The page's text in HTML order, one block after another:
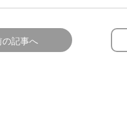
の記事へ